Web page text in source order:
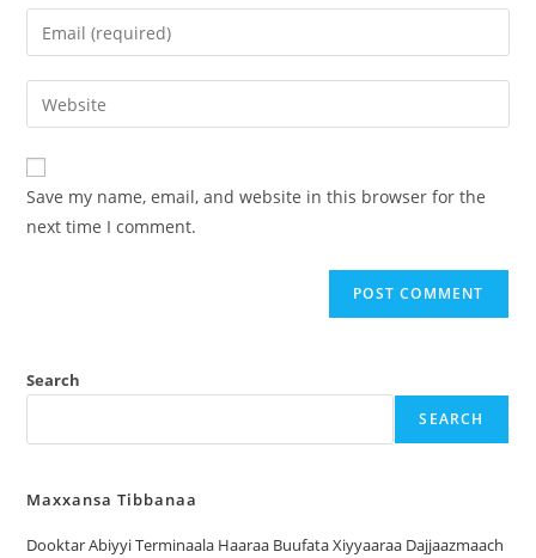
Save my name, email, and website in this browser for the
next time I comment.
Search
SEARCH
Maxxansa Tibbanaa
Dooktar Abiyyi Terminaala Haaraa Buufata Xiyyaaraa Dajjaazmaach